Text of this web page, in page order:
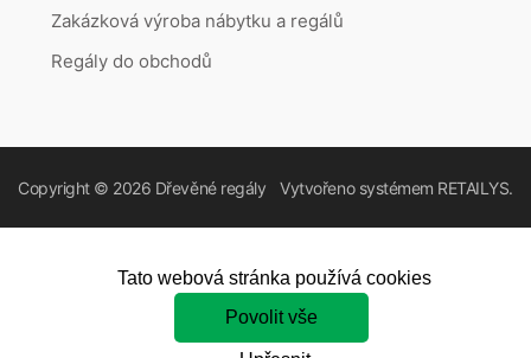
Zakázková výroba nábytku a regálů
Regály do obchodů
Copyright © 2026 Dřevěné regály Vytvořeno systémem RETAILYS.
Tato webová stránka používá cookies
Povolit vše